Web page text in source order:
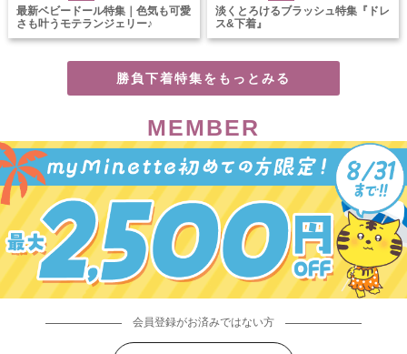
最新ベビードール特集｜色気も可愛
さも叶うモテランジェリー♪
淡くとろけるブラッシュ特集『ドレ
ス&下着』
勝負下着特集をもっとみる
MEMBER
会員登録がお済みではない方